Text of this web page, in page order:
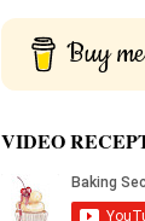
Buy
VIDEO